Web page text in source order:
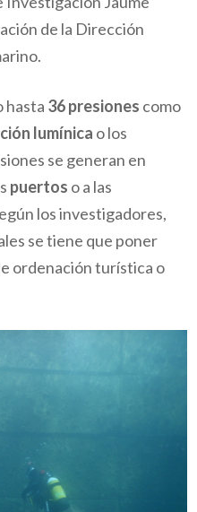
de la Dirección
hasta 36 presiones como
lumínica o los
se generan en
puertos o a las
los investigadores,
se tiene que poner
ordenación turística o